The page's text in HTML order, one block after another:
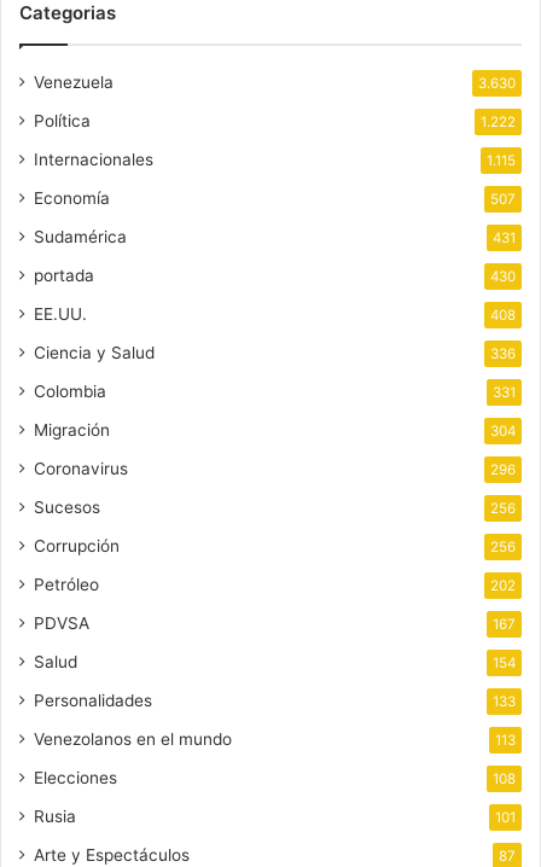
Categorias
Venezuela 3.630
Política 1.222
Internacionales 1.115
Economía 507
Sudamérica 431
portada 430
EE.UU. 408
Ciencia y Salud 336
Colombia 331
Migración 304
Coronavirus 296
Sucesos 256
Corrupción 256
Petróleo 202
PDVSA 167
Salud 154
Personalidades 133
Venezolanos en el mundo 113
Elecciones 108
Rusia 101
Arte y Espectáculos 87